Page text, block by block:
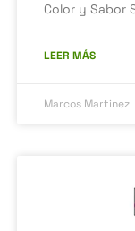
Color y Sabor
LEER MÁS
Marcos Martinez